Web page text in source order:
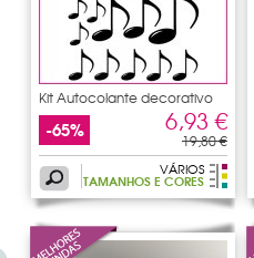
Kit Autocolante decorativo
25
-65% 6,93 €
19,80 €
VÁRIOS
TAMANHOS E CORES